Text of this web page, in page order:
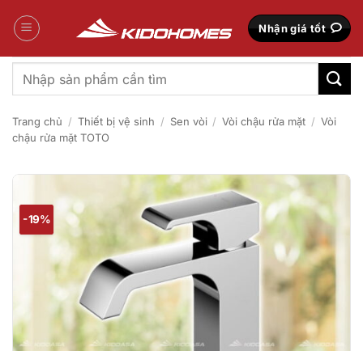
qua
Nhận giá tốt
Tìm
kiếm:
Trang chủ / Thiết bị vệ sinh / Sen vòi / Vòi chậu rửa mặt / Vòi
chậu rửa mặt TOTO
-19%